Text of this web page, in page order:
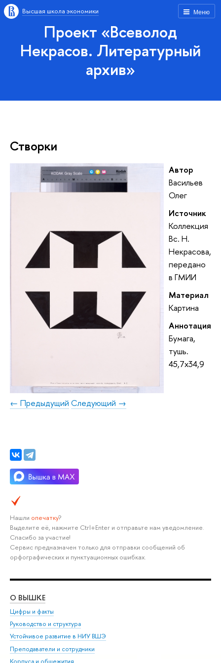
Меню
Высшая школа экономики
Проект «Всеволод
Некрасов. Литературный
архив»
Створки
Автор
Васильев
Олег
Источник
Коллекция
Вс. Н.
Некрасова,
передано
в ГМИИ
Материал
Картина
Аннотация
Бумага,
тушь.
45,7x34,9
← Предыдущий Следующий →
Нашли опечатку?
Выделите её, нажмите Ctrl+Enter и отправьте нам уведомление.
Спасибо за участие!
Сервис предназначен только для отправки сообщений об
орфографических и пунктуационных ошибках.
О ВЫШКЕ
Цифры и факты
Руководство и структура
Устойчивое развитие в НИУ ВШЭ
Преподаватели и сотрудники
Корпуса и общежития